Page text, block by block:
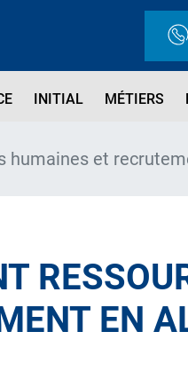
INITIAL MÉTIERS
humaines et
EN